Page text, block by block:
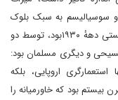
و سوسیالیسم به سبک بلوک
شرقی که تا حدودی تحت تأثیر اروپا در دورهٔ فاشیستی دههٔ ۱۹۳۰بود، توسط دو
و دیگری مسلمان بود:
اروپایی، بلکه
بیستم بود که خاورمیانه را